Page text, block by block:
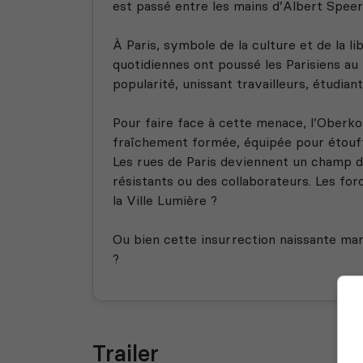
est passé entre les mains d’Albert
À Paris, symbole de la culture et de la
quotidiennes ont poussé les Parisiens
popularité, unissant travailleurs,
Pour faire face à cette menace,
fraîchement formée, équipée pour
Les rues de Paris deviennent un champ
résistants ou des collaborateurs. Les
la Ville Lumière ?
Ou bien cette insurrection naissante
?
Trailer